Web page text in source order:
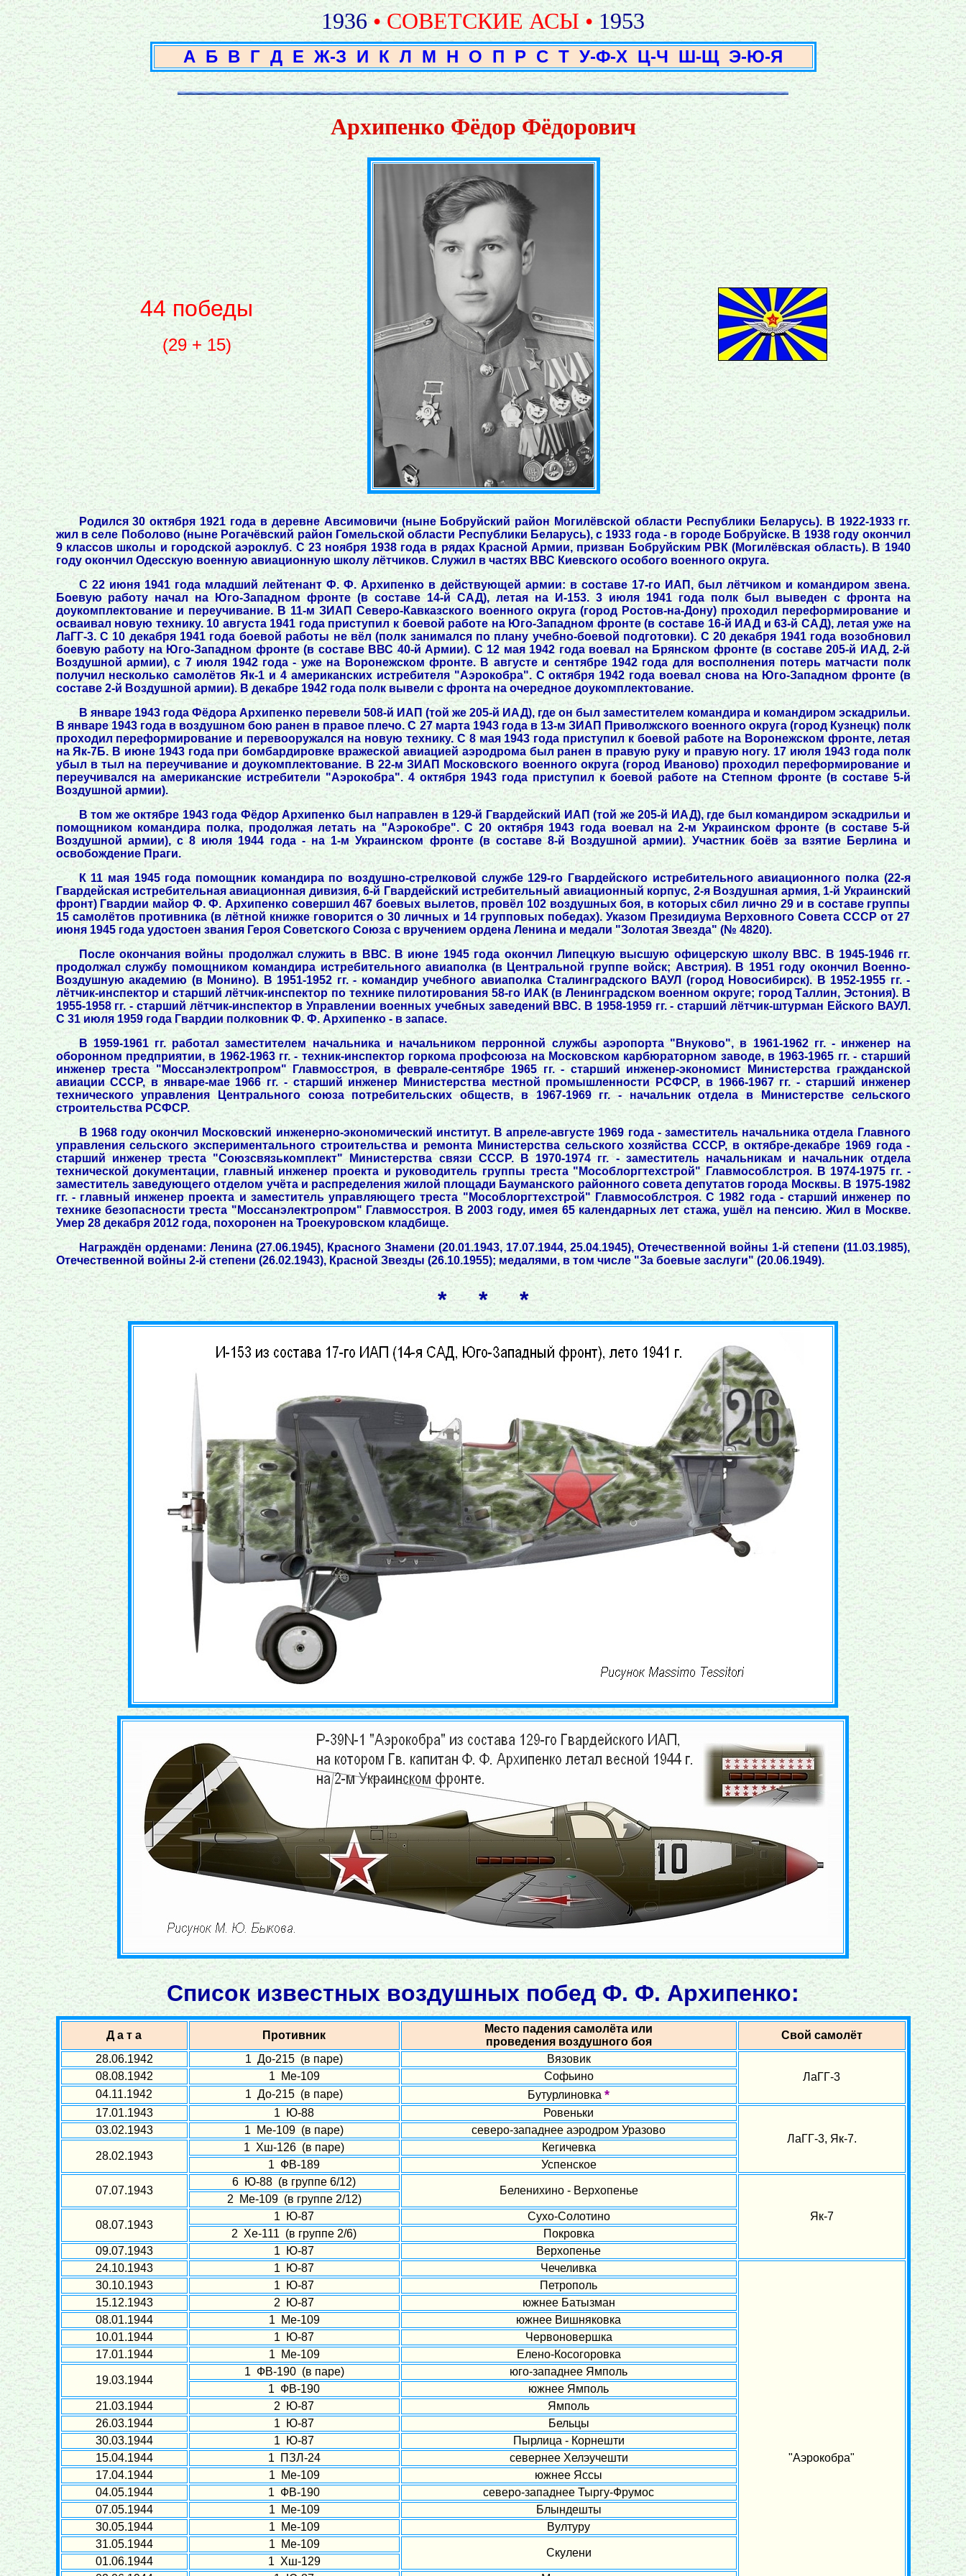
1936 • СОВЕТСКИЕ АСЫ • 1953
А Б В Г Д Е Ж-З И К Л М Н О П Р С Т У-Ф-Х Ц-Ч Ш-Щ Э-Ю-Я
Архипенко Фёдор Фёдорович
44 победы
(29 + 15)
Родился 30 октября 1921 года в деревне Авсимовичи (ныне Бобруйский район Могилёвской области Республики Беларусь). В 1922-1933 гг.
жил в селе Поболово (ныне Рогачёвский район Гомельской области Республики Беларусь), с 1933 года - в городе Бобруйске. В 1938 году окончил
9 классов школы и городской аэроклуб. С 23 ноября 1938 года в рядах Красной Армии, призван Бобруйским РВК (Могилёвская область). В 1940
году окончил Одесскую военную авиационную школу лётчиков. Служил в частях ВВС Киевского особого военного округа.
С 22 июня 1941 года младший лейтенант Ф. Ф. Архипенко в действующей армии: в составе 17-го ИАП, был лётчиком и командиром звена.
Боевую работу начал на Юго-Западном фронте (в составе 14-й САД), летая на И-153. 3 июля 1941 года полк был выведен с фронта на
доукомплектование и переучивание. В 11-м ЗИАП Северо-Кавказского военного округа (город Ростов-на-Дону) проходил переформирование и
осваивал новую технику. 10 августа 1941 года приступил к боевой работе на Юго-Западном фронте (в составе 16-й ИАД и 63-й САД), летая уже на
ЛаГГ-3. С 10 декабря 1941 года боевой работы не вёл (полк занимался по плану учебно-боевой подготовки). С 20 декабря 1941 года возобновил
боевую работу на Юго-Западном фронте (в составе ВВС 40-й Армии). С 12 мая 1942 года воевал на Брянском фронте (в составе 205-й ИАД, 2-й
Воздушной армии), с 7 июля 1942 года - уже на Воронежском фронте. В августе и сентябре 1942 года для восполнения потерь матчасти полк
получил несколько самолётов Як-1 и 4 американских истребителя "Аэрокобра". С октября 1942 года воевал снова на Юго-Западном фронте (в
составе 2-й Воздушной армии). В декабре 1942 года полк вывели с фронта на очередное доукомплектование.
В январе 1943 года Фёдора Архипенко перевели 508-й ИАП (той же 205-й ИАД), где он был заместителем командира и командиром эскадрильи.
В январе 1943 года в воздушном бою ранен в правое плечо. С 27 марта 1943 года в 13-м ЗИАП Приволжского военного округа (город Кузнецк) полк
проходил переформирование и перевооружался на новую технику. С 8 мая 1943 года приступил к боевой работе на Воронежском фронте, летая
на Як-7Б. В июне 1943 года при бомбардировке вражеской авиацией аэродрома был ранен в правую руку и правую ногу. 17 июля 1943 года полк
убыл в тыл на переучивание и доукомплектование. В 22-м ЗИАП Московского военного округа (город Иваново) проходил переформирование и
переучивался на американские истребители "Аэрокобра". 4 октября 1943 года приступил к боевой работе на Степном фронте (в составе 5-й
Воздушной армии).
В том же октябре 1943 года Фёдор Архипенко был направлен в 129-й Гвардейский ИАП (той же 205-й ИАД), где был командиром эскадрильи и
помощником командира полка, продолжая летать на "Аэрокобре". С 20 октября 1943 года воевал на 2-м Украинском фронте (в составе 5-й
Воздушной армии), с 8 июля 1944 года - на 1-м Украинском фронте (в составе 8-й Воздушной армии). Участник боёв за взятие Берлина и
освобождение Праги.
К 11 мая 1945 года помощник командира по воздушно-стрелковой службе 129-го Гвардейского истребительного авиационного полка (22-я
Гвардейская истребительная авиационная дивизия, 6-й Гвардейский истребительный авиационный корпус, 2-я Воздушная армия, 1-й Украинский
фронт) Гвардии майор Ф. Ф. Архипенко совершил 467 боевых вылетов, провёл 102 воздушных боя, в которых сбил лично 29 и в составе группы
15 самолётов противника (в лётной книжке говорится о 30 личных и 14 групповых победах). Указом Президиума Верховного Совета СССР от 27
июня 1945 года удостоен звания Героя Советского Союза с вручением ордена Ленина и медали "Золотая Звезда" (№ 4820).
После окончания войны продолжал служить в ВВС. В июне 1945 года окончил Липецкую высшую офицерскую школу ВВС. В 1945-1946 гг.
продолжал службу помощником командира истребительного авиаполка (в Центральной группе войск; Австрия). В 1951 году окончил Военно-
Воздушную академию (в Монино). В 1951-1952 гг. - командир учебного авиаполка Сталинградского ВАУЛ (город Новосибирск). В 1952-1955 гг. -
лётчик-инспектор и старший лётчик-инспектор по технике пилотирования 58-го ИАК (в Ленинградском военном округе; город Таллин, Эстония). В
1955-1958 гг. - старший лётчик-инспектор в Управлении военных учебных заведений ВВС. В 1958-1959 гг. - старший лётчик-штурман Ейского ВАУЛ.
С 31 июля 1959 года Гвардии полковник Ф. Ф. Архипенко - в запасе.
В 1959-1961 гг. работал заместителем начальника и начальником перронной службы аэропорта "Внуково", в 1961-1962 гг. - инженер на
оборонном предприятии, в 1962-1963 гг. - техник-инспектор горкома профсоюза на Московском карбюраторном заводе, в 1963-1965 гг. - старший
инженер треста "Моссанэлектропром" Главмосстроя, в феврале-сентябре 1965 гг. - старший инженер-экономист Министерства гражданской
авиации СССР, в январе-мае 1966 гг. - старший инженер Министерства местной промышленности РСФСР, в 1966-1967 гг. - старший инженер
технического управления Центрального союза потребительских обществ, в 1967-1969 гг. - начальник отдела в Министерстве сельского
строительства РСФСР.
В 1968 году окончил Московский инженерно-экономический институт. В апреле-августе 1969 года - заместитель начальника отдела Главного
управления сельского экспериментального строительства и ремонта Министерства сельского хозяйства СССР, в октябре-декабре 1969 года -
старший инженер треста "Союзсвязькомплект" Министерства связи СССР. В 1970-1974 гг. - заместитель начальникам и начальник отдела
технической документации, главный инженер проекта и руководитель группы треста "Мособлоргтехстрой" Главмособлстроя. В 1974-1975 гг. -
заместитель заведующего отделом учёта и распределения жилой площади Бауманского районного совета депутатов города Москвы. В 1975-1982
гг. - главный инженер проекта и заместитель управляющего треста "Мособлоргтехстрой" Главмособлстроя. С 1982 года - старший инженер по
технике безопасности треста "Моссанэлектропром" Главмосстроя. В 2003 году, имея 65 календарных лет стажа, ушёл на пенсию. Жил в Москве.
Умер 28 декабря 2012 года, похоронен на Троекуровском кладбище.
Награждён орденами: Ленина (27.06.1945), Красного Знамени (20.01.1943, 17.07.1944, 25.04.1945), Отечественной войны 1-й степени (11.03.1985),
Отечественной войны 2-й степени (26.02.1943), Красной Звезды (26.10.1955); медалями, в том числе "За боевые заслуги" (20.06.1949).
* * *
Список известных воздушных побед Ф. Ф. Архипенко:
Д а т а Противник
Место падения самолёта или
проведения воздушного боя
Свой самолёт
28.06.1942
1 До-215 (в паре)
Вязовик
ЛаГГ-3
08.08.1942 1 Ме-109
Софьино
04.11.1942
1 До-215 (в паре) Бутурлиновка *
17.01.1943 1 Ю-88 Ровеньки
ЛаГГ-3, Як-7.
03.02.1943 1 Ме-109 (в паре) северо-западнее аэродром Уразово
28.02.1943
1 Хш-126 (в паре)
Кегичевка
1 ФВ-189
Успенское
07.07.1943
6 Ю-88 (в группе 6/12)
Беленихино - Верхопенье
Як-7
2 Ме-109 (в группе 2/12)
08.07.1943
1 Ю-87
Сухо-Солотино
2 Хе-111 (в группе 2/6)
Покровка
09.07.1943
1 Ю-87
Верхопенье
24.10.1943
1 Ю-87 Чечеливка
"Аэрокобра"
30.10.1943 1 Ю-87
Петрополь
15.12.1943
2 Ю-87
южнее Батызман
08.01.1944
1 Ме-109
южнее Вишняковка
10.01.1944
1 Ю-87
Червоновершка
17.01.1944
1 Ме-109 Елено-Косогоровка
19.03.1944
1 ФВ-190 (в паре)
юго-западнее Ямполь
1 ФВ-190
южнее Ямполь
21.03.1944
2 Ю-87
Ямполь
26.03.1944
1 Ю-87
Бельцы
30.03.1944
1 Ю-87
Пырлица - Корнешти
15.04.1944
1 ПЗЛ-24
севернее Хелэучешти
17.04.1944
1 Ме-109
южнее Яссы
04.05.1944
1 ФВ-190
северо-западнее Тыргу-Фрумос
07.05.1944
1 Ме-109
Блындешты
30.05.1944
1 Ме-109
Вултуру
31.05.1944
1 Ме-109
Скулени
01.06.1944
1 Хш-129